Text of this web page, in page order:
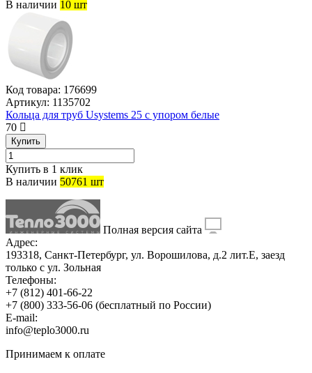
В наличии 10 шт
Код товара: 176699
Артикул: 1135702
Кольца для труб Usystems 25 с упором белые
70
Купить
Купить в 1 клик
В наличии 50761 шт
Полная версия сайта
Адрес:
193318, Санкт-Петербург, ул. Ворошилова, д.2 лит.Е, заезд
только с ул. Зольная
Телефоны:
+7 (812) 401-66-22
+7 (800) 333-56-06 (бесплатный по России)
E-mail:
info@teplo3000.ru
Принимаем к оплате